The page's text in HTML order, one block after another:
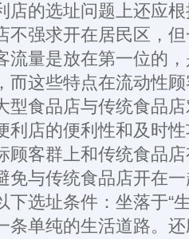
店的选址问题上还应
不强求开在居民区，
流量是放在第一位的
而这些特点在流动性
型食品店与传统食品
利店的便利性和及时
顾客群上和传统食品
免与传统食品店开在
下选址条件：坐落于“
条单纯的生活道路。